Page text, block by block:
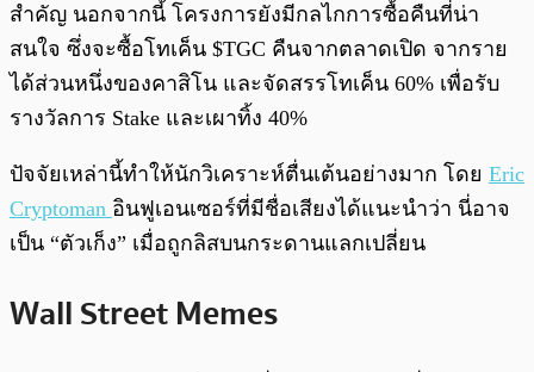
สำคัญ นอกจากนี้ โครงการยังมีกลไกการซื้อคืนที่น่า
สนใจ ซึ่งจะซื้อโทเค็น $TGC คืนจากตลาดเปิด จากราย
ได้ส่วนหนึ่งของคาสิโน และจัดสรรโทเค็น 60% เพื่อรับ
รางวัลการ Stake และเผาทิ้ง 40%
ปัจจัยเหล่านี้ทำให้นักวิเคราะห์ตื่นเต้นอย่างมาก โดย Eric
Cryptoman อินฟูเอนเซอร์ที่มีชื่อเสียงได้แนะนำว่า นี่อาจ
เป็น “ตัวเก็ง” เมื่อถูกลิสบนกระดานแลกเปลี่ยน
Wall Street Memes